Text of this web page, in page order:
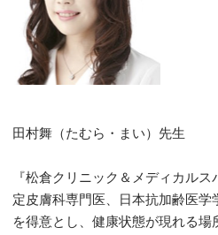
田村舞（たむら・まい）先生
『松倉クリニック＆メディカル
定皮膚科専門医、日本抗加齢医
を得意とし、健康状態が現れる